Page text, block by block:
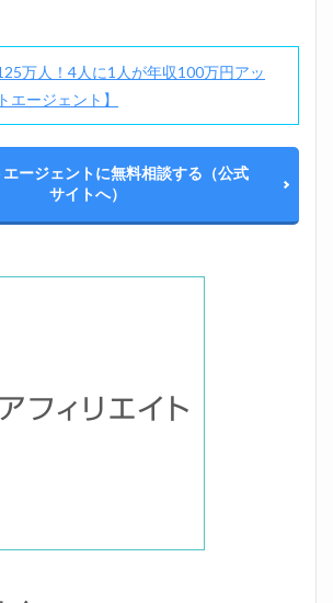
万人！4人に1人が年収100万円アッ
エージェント】
エージェントに無料相談する（公式
サイトへ）